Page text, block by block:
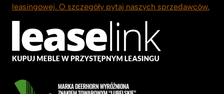
leasingowej. O szczegóły pytaj naszych sprzedawców.